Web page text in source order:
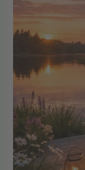
Reiseziele
Deutschland